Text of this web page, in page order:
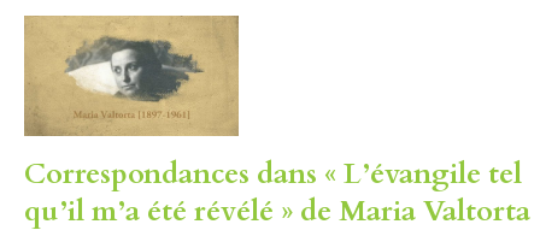
Correspondances dans « L’évangile tel
qu’il m’a été révélé » de Maria Valtorta